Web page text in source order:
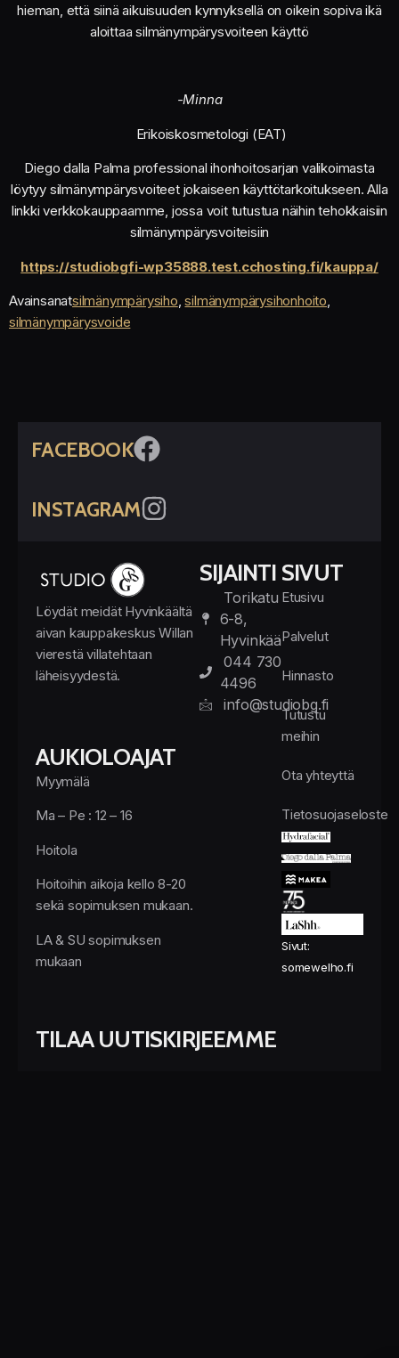
hieman, että siinä aikuisuuden kynnyksellä on oikein sopiva ikä
aloittaa silmänympärysvoiteen käyttö
-Minna
Erikoiskosmetologi (EAT)
Diego dalla Palma professional ihonhoitosarjan valikoimasta
löytyy silmänympärysvoiteet jokaiseen käyttötarkoitukseen. Alla
linkki verkkokauppaamme, jossa voit tutustua näihin tehokkaisiin
silmänympärysvoiteisiin
https://studiobgfi-wp35888.test.cchosting.fi/kauppa/
Avainsanatsilmänympärysiho,silmänympärysihonhoito,
silmänympärysvoide
FACEBOOK
INSTAGRAM
Löydät meidät Hyvinkäältä
aivan kauppakeskus Willan
vierestä villatehtaan
läheisyydestä.
AUKIOLOAJAT
Myymälä
Ma – Pe : 12 – 16
Hoitola
Hoitoihin aikoja kello 8-20
sekä sopimuksen mukaan.
LA & SU sopimuksen
mukaan
SIJAINTI
Torikatu
6-8,
Hyvinkää
044 730
4496
info@studiobg.fi
SIVUT
Etusivu
Palvelut
Hinnasto
Tutustu
meihin
Ota yhteyttä
Tietosuojaseloste
Sivut:
somewelho.fi
TILAA UUTISKIRJEEMME